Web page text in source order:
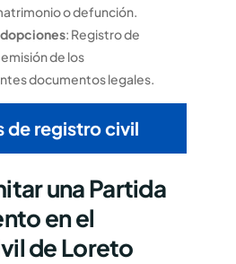
o defunción.
: Registro de
de los
documentos legales.
de registro civil
una Partida
en el
de Loreto